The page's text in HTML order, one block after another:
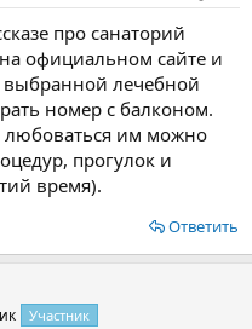
про санаторий
официальном сайте и
выбранной лечебной
номер с балконом.
любоваться им можно
прогулок и
время).
Ответить
Участник